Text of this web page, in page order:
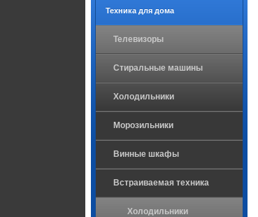
Техника для дома
Телевизоры
Стиральные машины
Холодильники
Морозильники
Винные шкафы
Встраиваемая техника
Холодильники